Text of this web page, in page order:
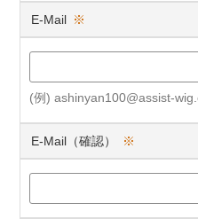
E-Mail ※
(例) ashinyan100@assist-
E-Mail（確認） ※